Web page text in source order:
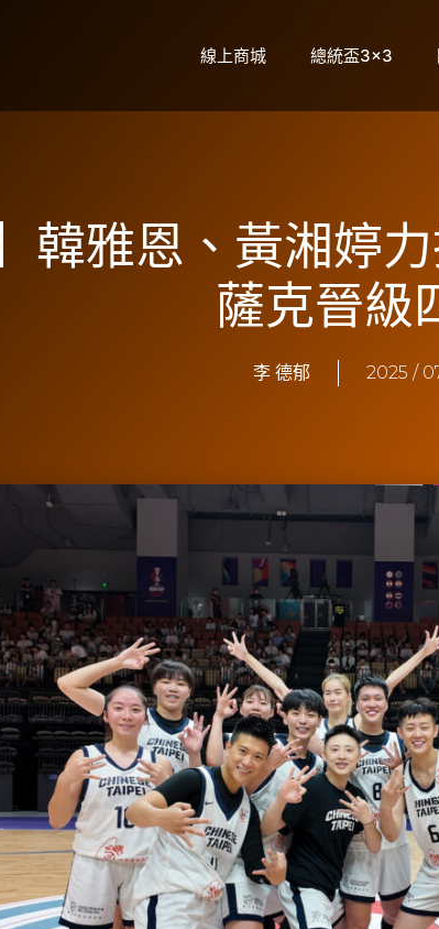
線上商城 總統盃3×3
韓雅恩、黃湘婷
薩克晉級
李 德郁 2025 /